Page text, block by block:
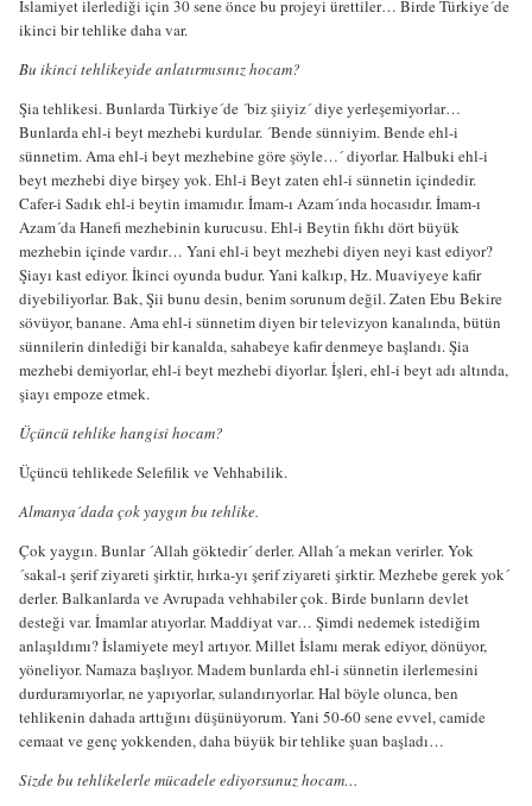
İslamiyet ilerlediği için 30 sene önce bu projeyi ürettiler… Birde Türkiye´de
ikinci bir tehlike daha var.
Bu ikinci tehlikeyide anlatırmısınız hocam?
Şia tehlikesi. Bunlarda Türkiye´de ´biz şiiyiz´ diye yerleşemiyorlar…
Bunlarda ehl-i beyt mezhebi kurdular. ´Bende sünniyim. Bende ehl-i
sünnetim. Ama ehl-i beyt mezhebine göre şöyle…´ diyorlar. Halbuki ehl-i
beyt mezhebi diye birşey yok. Ehl-i Beyt zaten ehl-i sünnetin içindedir.
Cafer-i Sadık ehl-i beytin imamıdır. İmam-ı Azam´ında hocasıdır. İmam-ı
Azam´da Hanefi mezhebinin kurucusu. Ehl-i Beytin fıkhı dört büyük
mezhebin içinde vardır… Yani ehl-i beyt mezhebi diyen neyi kast ediyor?
Şiayı kast ediyor. İkinci oyunda budur. Yani kalkıp, Hz. Muaviyeye kafir
diyebiliyorlar. Bak, Şii bunu desin, benim sorunum değil. Zaten Ebu Bekire
sövüyor, banane. Ama ehl-i sünnetim diyen bir televizyon kanalında, bütün
sünnilerin dinlediği bir kanalda, sahabeye kafir denmeye başlandı. Şia
mezhebi demiyorlar, ehl-i beyt mezhebi diyorlar. İşleri, ehl-i beyt adı altında,
şiayı empoze etmek.
Üçüncü tehlike hangisi hocam?
Üçüncü tehlikede Selefilik ve Vehhabilik.
Almanya´dada çok yaygın bu tehlike.
Çok yaygın. Bunlar ´Allah göktedir´ derler. Allah´a mekan verirler. Yok
´sakal-ı şerif ziyareti şirktir, hırka-yı şerif ziyareti şirktir. Mezhebe gerek yok´
derler. Balkanlarda ve Avrupada vehhabiler çok. Birde bunların devlet
desteği var. İmamlar atıyorlar. Maddiyat var… Şimdi nedemek istediğim
anlaşıldımı? İslamiyete meyl artıyor. Millet İslamı merak ediyor, dönüyor,
yöneliyor. Namaza başlıyor. Madem bunlarda ehl-i sünnetin ilerlemesini
durduramıyorlar, ne yapıyorlar, sulandırıyorlar. Hal böyle olunca, ben
tehlikenin dahada arttığını düşünüyorum. Yani 50-60 sene evvel, camide
cemaat ve genç yokkenden, daha büyük bir tehlike şuan başladı…
Sizde bu tehlikelerle mücadele ediyorsunuz hocam…